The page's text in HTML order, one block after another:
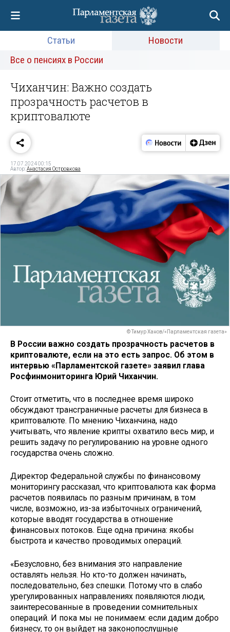
Статьи
Новости
Все о пенсиях в России
Чиханчин: Важно создать
прозрачность расчетов в
криптовалюте
17.07.2024 00:15
Автор:Анастасия Островкова
© Тимур Ханов/«Парламентская газета»
В России важно создать прозрачность расчетов в
криптовалюте, если на это есть запрос. Об этом в
интервью «Парламентской газете» заявил глава
Росфинмониторинга Юрий Чиханчин.
Стоит отметить, что в последнее время широко
обсуждают трансграничные расчеты для бизнеса в
криптовалюте. По мнению Чиханчина, надо
учитывать, что явление крипты охватило весь мир, и
решить задачу по регулированию на уровне одного
государства очень сложно.
Директор Федеральной службы по финансовому
мониторингу рассказал, что криптовалюта как форма
расчетов появилась по разным причинам, в том
числе, возможно, из-за избыточных ограничений,
которые вводят государства в отношение
финансовых потоков. Еще одна причина: якобы
быстрота и качество проводимых операций.
«Безусловно, без внимания это направление
оставлять нельзя. Но кто-то должен начинать,
последовательно, без спешки. Потому что в слабо
урегулированных направлениях появляются люди,
заинтересованные в проведении сомнительных
операций. И пока мы не понимаем: если дадим добро
бизнесу, то он выйдет на законопослушные